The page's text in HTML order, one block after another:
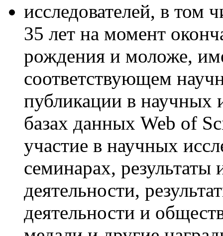
исследователей, в том
35 лет на момент
рождения и моложе,
соответствующем
публикации в научных
базах данных Web of
участие в научных
семинарах, результаты
деятельности,
деятельности и